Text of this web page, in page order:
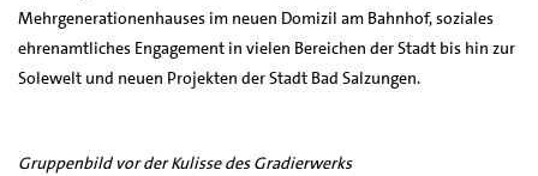
Mehrgenerationenhauses im neuen Domizil am Bahnhof, soziales
ehrenamtliches Engagement in vielen Bereichen der Stadt bis hin zur
Solewelt und neuen Projekten der Stadt Bad Salzungen.
Gruppenbild vor der Kulisse des Gradierwerks